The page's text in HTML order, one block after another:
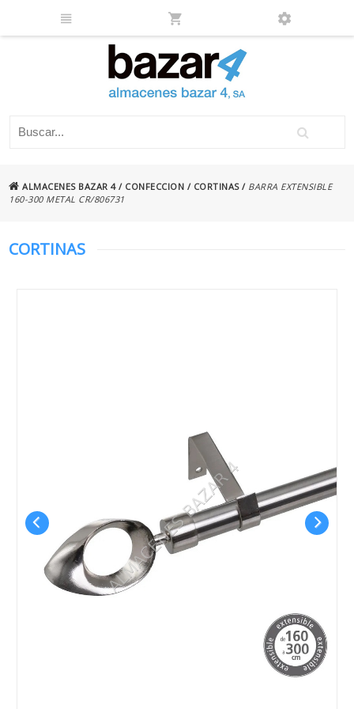
ALMACENES BAZAR 4/ CONFECCION / CORTINAS/ BARRA EXTENSIBLE
160-300 METAL CR/806731
CORTINAS